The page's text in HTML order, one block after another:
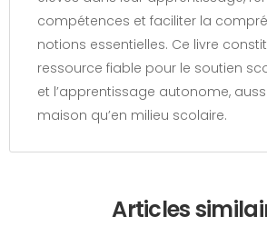
compétences et faciliter la
notions essentielles. Ce livre
ressource fiable pour le soutien
et l’apprentissage autonome,
maison qu’en milieu scolaire.
Articles